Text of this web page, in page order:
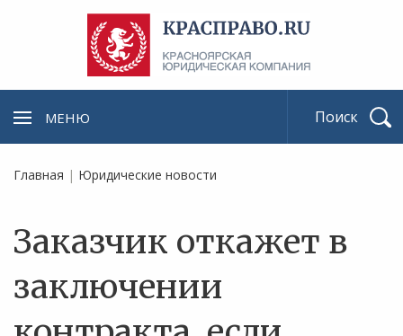
МЕНЮ
Главная | Юридические новости
Заказчик откажет в
заключении